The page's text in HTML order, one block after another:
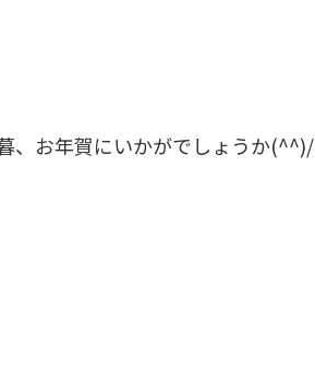
、お年賀にいかがでしょうか(^^)/